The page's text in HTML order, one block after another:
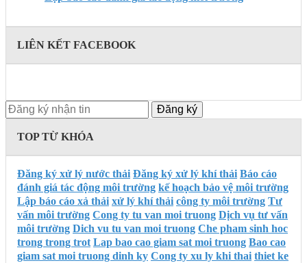
LIÊN KẾT FACEBOOK
TOP TỪ KHÓA
Đăng ký xử lý nước thải Đăng ký xử lý khí thải Báo cáo
đánh giá tác động môi trường kế hoạch bảo vệ môi trường
Lập báo cáo xả thải xử lý khí thải công ty môi trường Tư
vấn môi trường Cong ty tu van moi truong Dịch vụ tư vấn
môi trường Dich vu tu van moi truong Che pham sinh hoc
trong trong trot Lap bao cao giam sat moi truong Bao cao
giam sat moi truong dinh ky Cong ty xu ly khi thai thiet ke